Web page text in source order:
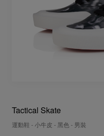
Tactical Skate
運動鞋 - 小牛皮 - 黑色 - 男裝